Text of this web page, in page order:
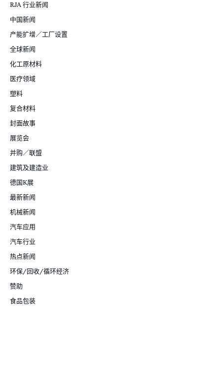
RJA 行业新闻
中国新闻
产能扩增／工厂设置
全球新闻
化工原材料
医疗领域
塑料
复合材料
封面故事
展览会
并购／联盟
建筑及建造业
德国K展
最新新闻
机械新闻
汽车应用
汽车行业
热点新闻
环保/回收/循环经济
赞助
食品包装